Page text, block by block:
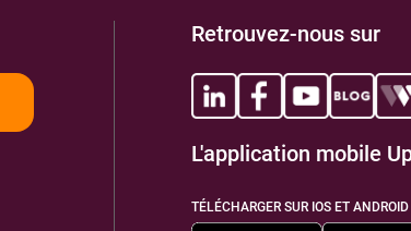
Retrouvez-nous sur
L'application mobile
TÉLÉCHARGER SUR IOS ET ANDROID